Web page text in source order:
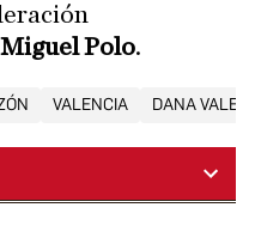
Miguel Polo.
VALENCIA DANA